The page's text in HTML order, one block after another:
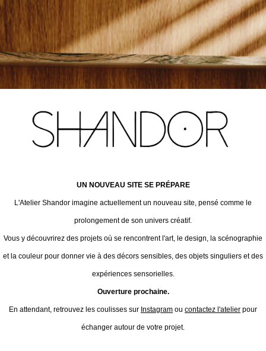
UN NOUVEAU SITE SE PRÉPARE
L'Atelier Shandor imagine actuellement un nouveau site, pensé comme le
prolongement de son univers créatif.
Vous y découvrirez des projets où se rencontrent l'art, le design, la scénographie
et la couleur pour donner vie à des décors sensibles, des objets singuliers et des
expériences sensorielles.
Ouverture prochaine.
En attendant, retrouvez les coulisses sur Instagram ou contactez l'atelier pour
échanger autour de votre projet.